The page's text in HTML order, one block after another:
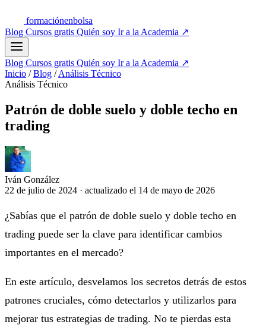
formaciónenbolsa
Blog Cursos gratis Quién soy Ir a la Academia ↗
Blog Cursos gratis Quién soy Ir a la Academia ↗
Inicio / Blog / Análisis Técnico
Análisis Técnico
Patrón de doble suelo y doble techo en
trading
Iván González
22 de julio de 2024 · actualizado el 14 de mayo de 2026
¿Sabías que el patrón de doble suelo y doble techo en
trading puede ser la clave para identificar cambios
importantes en el mercado?
En este artículo, desvelamos los secretos detrás de estos
patrones cruciales, cómo detectarlos y utilizarlos para
mejorar tus estrategias de trading. No te pierdas esta